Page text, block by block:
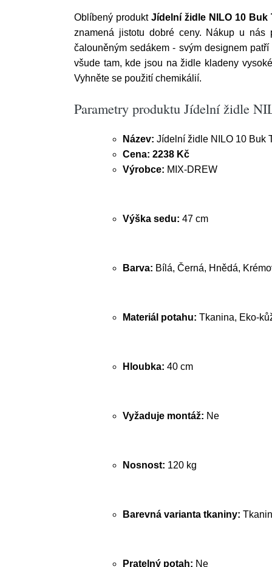
Oblíbený produktJídelní židle NILO 10 Buk
znamená jistotu dobré ceny. Nákup u
čalouněným sedákem - svým designem
všude tam, kde jsou na židle kladeny
Vyhněte se použití chemikálií.
Parametry produktu Jídelní židle
Název: Jídelní židle NILO 10 Buk
Cena: 2238 Kč
Výrobce: MIX-DREW
Výška sedu: 47 cm
Barva: Bílá, Černá, Hnědá,
Materiál potahu: Tkanina, Eko-
Hloubka: 40 cm
Vyžaduje montáž: Ne
Nosnost: 120 kg
Barevná varianta tkaniny:
Pratelný potah: Ne